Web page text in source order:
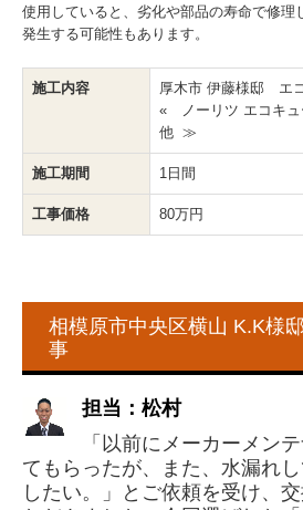
使用していると、劣化や部品の寿命で修理
発生する可能性もあります。
施工内容
厚木市 伊藤様邸 エ
« ノーリツ エコキ
他 ≫
施工期間 1日間
工事価格 80万円
相模原市中央区横山 K.K様
事
担当：松村
「以前にメーカーメン
てもらったが、また、水漏れ
したい。」とご依頼を受け、